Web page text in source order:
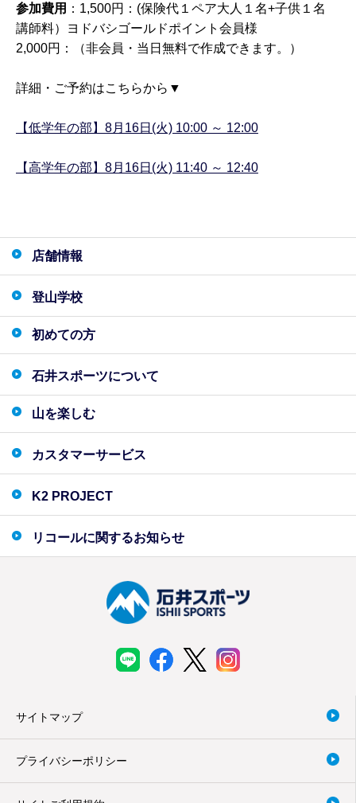
参加費用 ：1,500円：(保険代１ペア大人１名+子供１名
講師料）ヨドバシゴールドポイント会員様
2,000円：（非会員・当日無料で作成できます。）
詳細・ご予約はこちらから▼
【低学年の部】8月16日(火) 10:00 ～ 12:00
【高学年の部】8月16日(火) 11:40 ～ 12:40
店舗情報
登山学校
初めての方
石井スポーツについて
山を楽しむ
カスタマーサービス
K2 PROJECT
リコールに関するお知らせ
サイトマップ
プライバシーポリシー